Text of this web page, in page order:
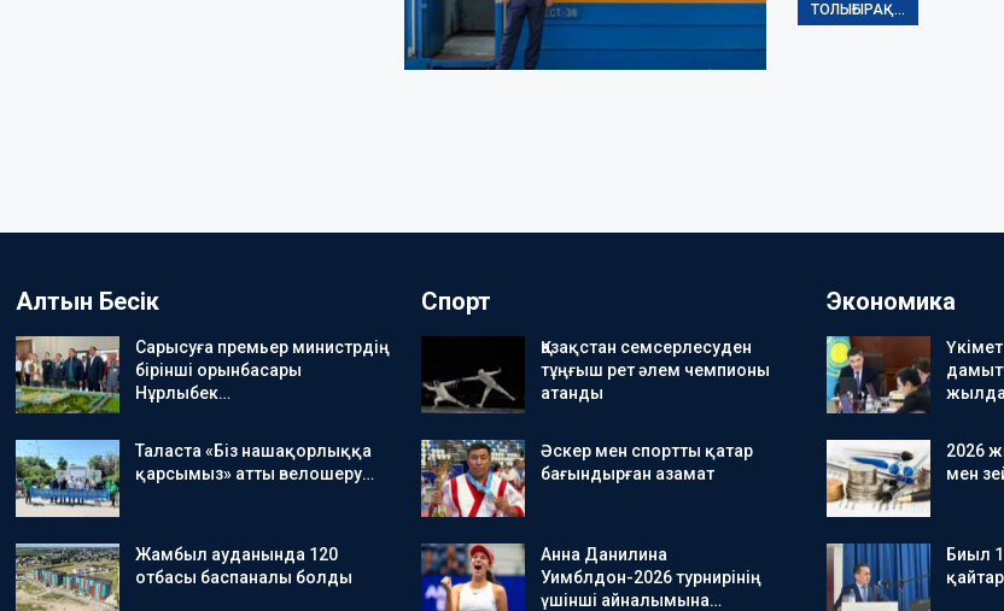
ТОЛЫҒЫРАҚ...
Алтын Бесік
Сарысуға премьер министрдің
бірінші орынбасары
Нұрлыбек…
Таласта «Біз нашақорлыққа
қарсымыз» атты велошеру…
Жамбыл ауданында 120
отбасы баспаналы болды
Спорт
Қазақстан семсерлесуден
тұңғыш рет әлем чемпионы
атанды
Әскер мен спортты қатар
бағындырған азамат
Анна Данилина
Уимблдон-2026 турнирінің
үшінші айналымына…
Экономика
2026
мен
Биыл